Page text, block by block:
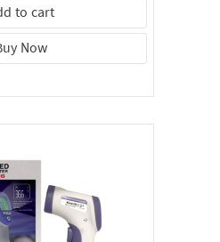
to cart
Now